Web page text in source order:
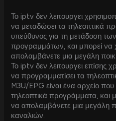
Το iptv δεν λειτουργει
να μεταδώσει τα τηλεοπτικά
υπεύθυνος για τη μετάδοση
προγραμμάτων, και μπορεί να
απολαμβάνετε μια μεγάλη
Το iptv δεν λειτουργει επίσης
να προγραμματίσει τα
M3U/EPG είναι ένα αρχείο
τηλεοπτικά προγράμματα, και
να απολαμβάνετε μια μεγάλη
καναλιών.